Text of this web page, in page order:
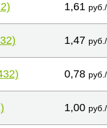
1,61
1,47
0,78
1,00